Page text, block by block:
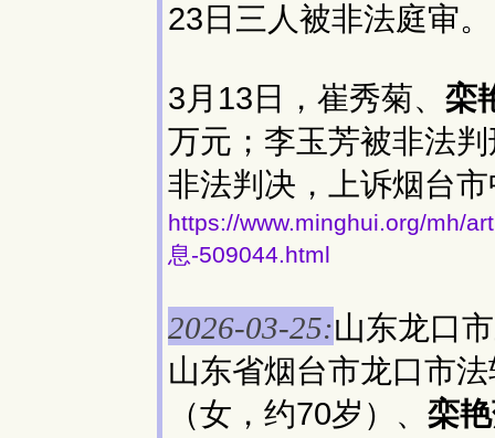
23日三人被非法庭审。
3月13日，崔秀菊、 栾
万元；李玉芳被非法
非法判决，上诉烟台
https://www.minghui.org/mh/
息-509044.html
2026-03-25:山东龙口
山东省烟台市龙口市
（女，约70岁）、 栾